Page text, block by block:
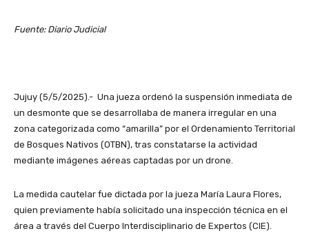
Fuente: Diario Judicial
Jujuy (5/5/2025).- Una jueza ordenó la suspensión inmediata de
un desmonte que se desarrollaba de manera irregular en una
zona categorizada como “amarilla” por el Ordenamiento Territorial
de Bosques Nativos (OTBN), tras constatarse la actividad
mediante imágenes aéreas captadas por un drone.
La medida cautelar fue dictada por la jueza María Laura Flores,
quien previamente había solicitado una inspección técnica en el
área a través del Cuerpo Interdisciplinario de Expertos (CIE).